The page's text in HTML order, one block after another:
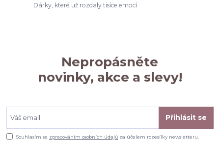
Dárky, které už rozdaly tisíce emocí
Nepropásněte
novinky, akce a slevy!
Přihlásit se
Souhlasím se zpracováním osobních údajů za účelem rozesílky newsletteru.